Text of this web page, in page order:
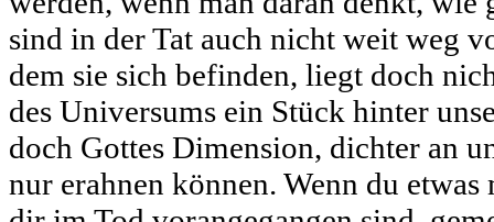
sind in der Tat auch nicht weit weg
dem sie sich befinden, liegt doch
des Universums ein Stück hinter
doch Gottes Dimension, dichter an
nur erahnen können. Wenn du